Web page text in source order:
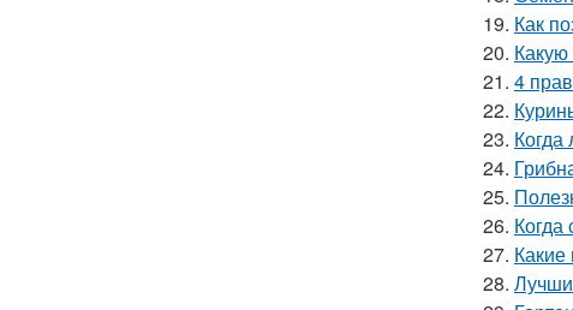
19. Как
20.
21. 4
22.
23.
24.
25.
26.
27. Какие
28.